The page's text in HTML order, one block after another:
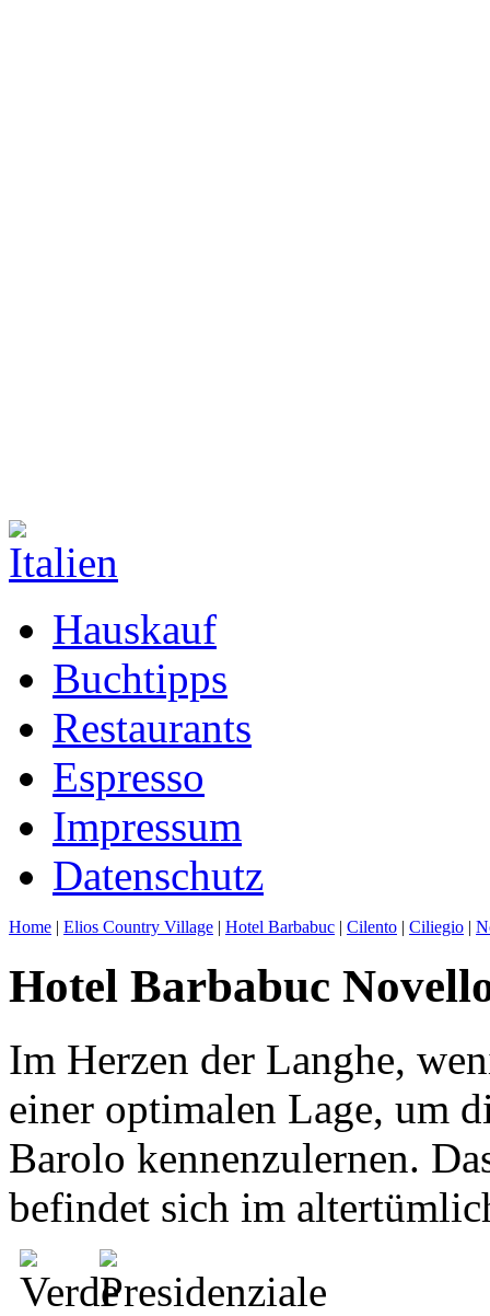
Hauskauf
Buchtipps
Restaurants
Espresso
Impressum
Datenschutz
Home | Elios Country Village | Hotel Barbabuc | Cilento | Ciliegio |
Hotel Barbabuc
Im Herzen der Langhe,
einer optimalen Lage, um
Barolo kennenzulernen.
befindet sich im